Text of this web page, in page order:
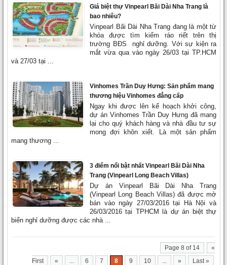
Giá biệt thự Vinpearl Bãi Dài Nha Trang là
bao nhiêu?
Vinpearl Bãi Dài Nha Trang đang là một từ
khóa được tìm kiếm ráo riết trên thị
trường BĐS nghỉ dưỡng. Với sự kiện ra
mắt vừa qua vào ngày 26/03 tại TP.HCM
và 27/03 tại ...
Vinhomes Trần Duy Hưng: Sản phẩm mang
thương hiệu Vinhomes đẳng cấp
Ngay khi được lên kế hoạch khởi công,
dự án Vinhomes Trần Duy Hưng đã mang
lại cho quý khách hàng và nhà đầu tư sự
mong đợi khôn xiết. Là một sản phẩm
mang thương ...
3 điểm nổi bật nhất Vinpearl Bãi Dài Nha
Trang (Vinpearl Long Beach Villas)
Dự án Vinpearl Bãi Dài Nha Trang
(Vinpearl Long Beach Villas) đã được mở
bán vào ngày 27/03/2016 tại Hà Nội và
26/03/2016 tại TPHCM là dự án biệt thự
biển nghỉ dưỡng được các nhà ...
Page 8 of 14
«
First
« ... 6 7 8 9 10 ... » Last »